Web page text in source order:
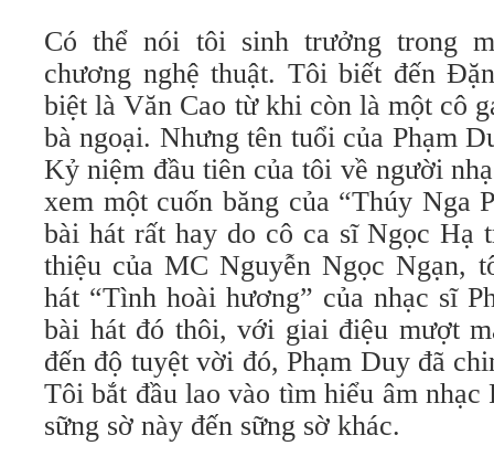
Có thể nói tôi sinh trưởng trong
chương nghệ thuật. Tôi biết đến
biệt là Văn Cao từ khi còn là một cô
bà ngoại. Nhưng tên tuổi của Phạm
Kỷ niệm đầu tiên của tôi về người
xem một cuốn băng của “Thúy Nga
bài hát rất hay do cô ca sĩ Ngọc Hạ
thiệu của MC Nguyễn Ngọc Ngạn,
hát “Tình hoài hương” của nhạc sĩ
bài hát đó thôi, với giai điệu mượt
đến độ tuyệt vời đó, Phạm Duy đã
Tôi bắt đầu lao vào tìm hiểu âm nhạc
sững sờ này đến sững sờ khác.